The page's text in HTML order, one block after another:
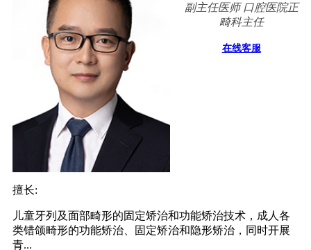
副主任医师 口腔医院正
畸科主任
在线客服
擅长:
儿童牙列及面部畸形的固定矫治和功能矫治技术，成人各
类错颌畸形的功能矫治、固定矫治和隐形矫治，同时开展
青...